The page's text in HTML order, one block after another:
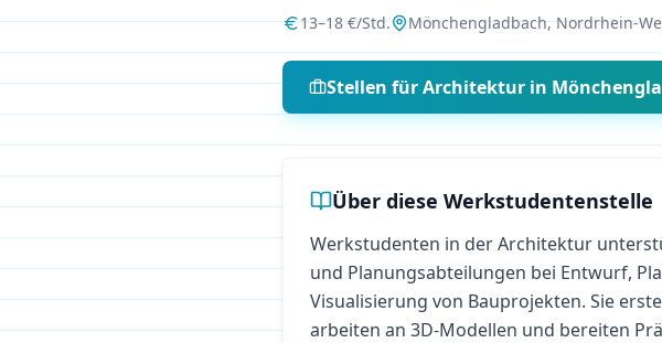
13–18€/Std. Mönchengladbach,Nordrhein-
Stellen fürArchitektur in
Über diese Werkstudentenstelle
Werkstudenten in der Architektur
und Planungsabteilungen bei Entwurf,
Visualisierung von Bauprojekten. Sie
arbeiten an 3D-Modellen und bereiten